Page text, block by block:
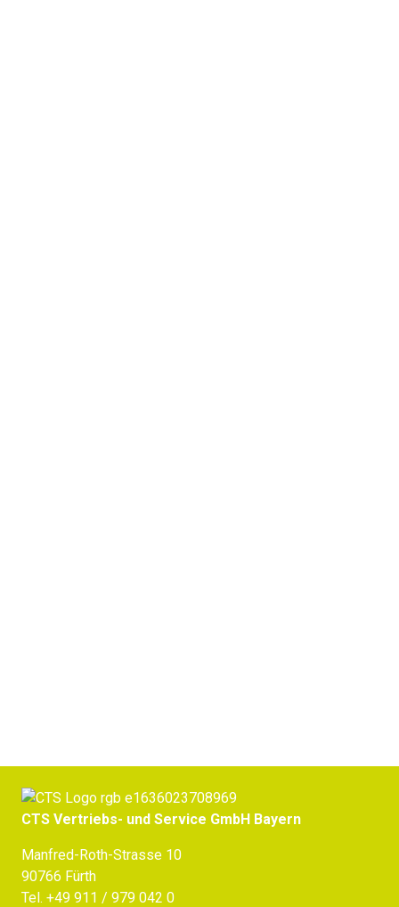
CTS Vertriebs- und Service GmbH Bayern
Manfred-Roth-Strasse 10
90766 Fürth
Tel. +49 911 / 979 042 0